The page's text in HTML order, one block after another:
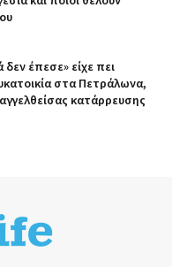
δεν έπεσε» είχε πει
στα Πετράλωνα,
κατάρρευσης